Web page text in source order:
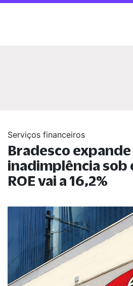
Serviços financeiros
Bradesco
inadimplência sob
ROE vai a 16,2%